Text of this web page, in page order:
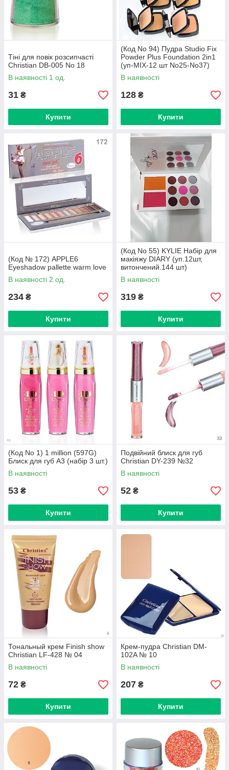
Тіні для повік розсипчасті
Christian DB-005 No 18
В наявності 1 од.
31 ₴
Купити
(Код No 94) Пудра Studio Fix
Powder Plus Foundation 2in1
(уп-MIX-12 шт No25-No37)
В наявності
128 ₴
Купити
(Код № 172) APPLE6
Eyeshadow pallette warm love
В наявності 2 од.
234 ₴
Купити
(Код No 55) KYLIE Набір для
макіяжу DIARY (уп.12шт,
витончений.144 шт)
В наявності
319 ₴
Купити
(Код No 1) 1 million (597G)
Блиск для губ A3 (набір 3 шт.)
В наявності
53 ₴
Купити
Подвійний блиск для губ
Christian DY-239 №32
В наявності
52 ₴
Купити
Тональный крем Finish show
Christian LF-428 № 04
В наявності
72 ₴
Купити
Крем-пудра Christian DM-
102A № 10
В наявності
207 ₴
Купити